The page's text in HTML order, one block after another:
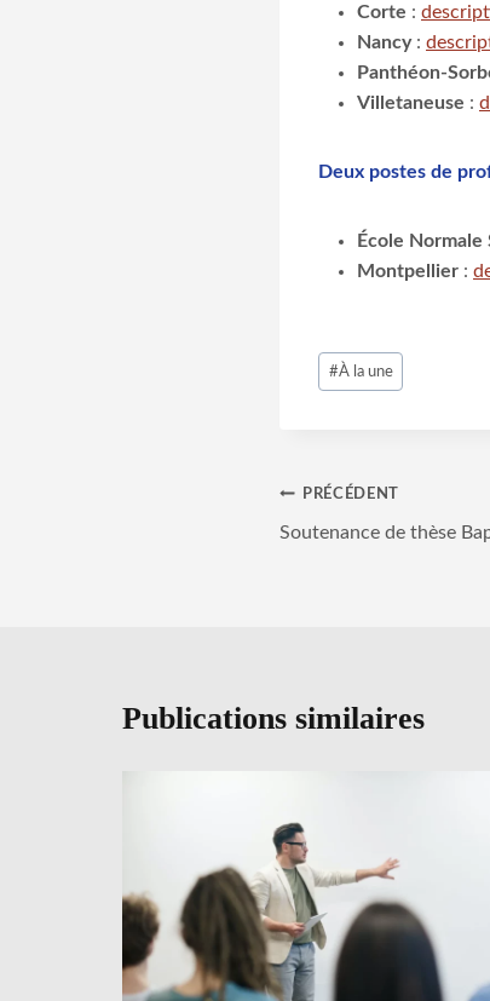
Corte :
Nancy :
Panthéon-
Villetaneuse :
Deux postes de
École Normale
Montpellier :
Étiquettes
de
#À la une
Navigation
de
PRÉCÉDENT
Soutenance de thèse
Publications similaires